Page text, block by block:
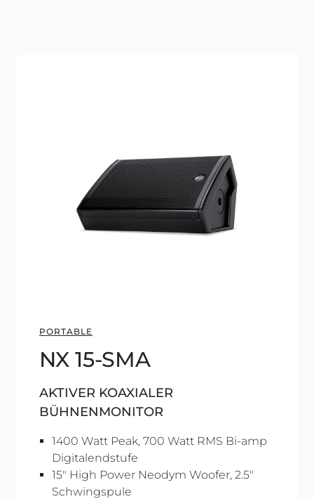
PORTABLE
NX 15-SMA
AKTIVER KOAXIALER
BÜHNENMONITOR
1400 Watt Peak, 700 Watt RMS Bi-amp
Digitalendstufe
15" High Power Neodym Woofer, 2.5"
Schwingspule